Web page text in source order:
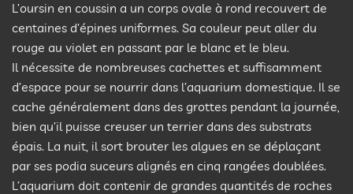
L’oursin en coussin a un corps ovale à rond recouvert de
centaines d’épines uniformes. Sa couleur peut aller du
rouge au violet en passant par le blanc et le bleu.
Il nécessite de nombreuses cachettes et suffisamment
d’espace pour se nourrir dans l’aquarium domestique. Il se
cache généralement dans des grottes pendant la journée,
bien qu’il puisse creuser un terrier dans des substrats
épais. La nuit, il sort brouter les algues en se déplaçant
par ses podia suceurs alignés en cinq rangées doublées.
L’aquarium doit contenir de grandes quantités de roches